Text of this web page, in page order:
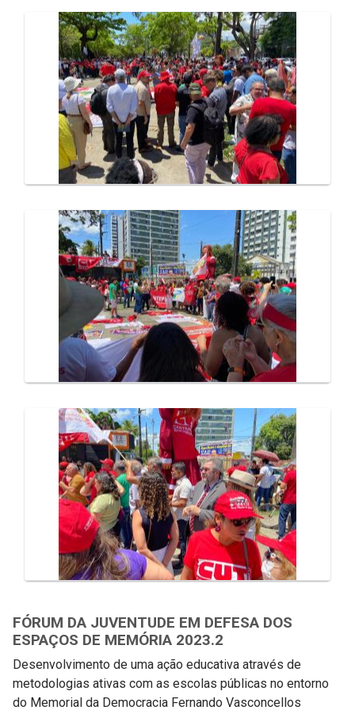
FÓRUM DA JUVENTUDE EM DEFESA DOS
ESPAÇOS DE MEMÓRIA 2023.2
Desenvolvimento de uma ação educativa através de
metodologias ativas com as escolas públicas no entorno
do Memorial da Democracia Fernando Vasconcellos